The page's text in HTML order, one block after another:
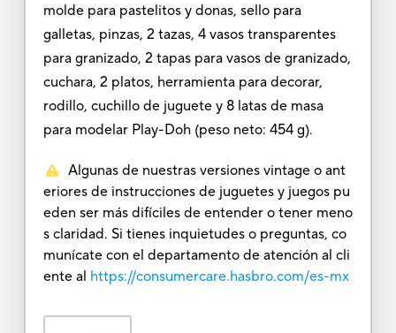
molde para pastelitos y donas, sello para
galletas, pinzas, 2 tazas, 4 vasos transparentes
para granizado, 2 tapas para vasos de granizado,
cuchara, 2 platos, herramienta para decorar,
rodillo, cuchillo de juguete y 8 latas de masa
para modelar Play-Doh (peso neto: 454 g).
Algunas de nuestras versiones vintage o ant
eriores de instrucciones de juguetes y juegos pu
eden ser más difíciles de entender o tener meno
s claridad. Si tienes inquietudes o preguntas, co
munícate con el departamento de atención al cli
ente al https://consumercare.hasbro.com/es-mx